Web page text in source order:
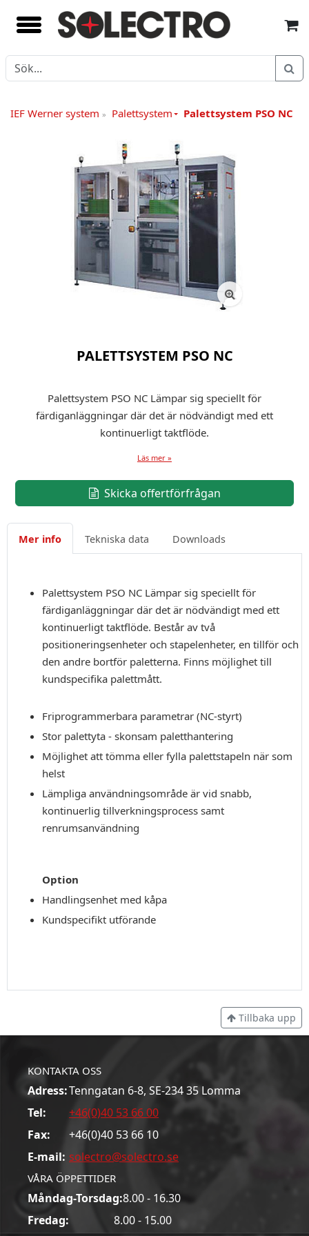
IEF Werner system » Palettsystem Palettsystem PSO NC
PALETTSYSTEM PSO NC
Palettsystem PSO NC Lämpar sig speciellt för
färdiganläggningar där det är nödvändigt med ett
kontinuerligt taktflöde.
Läs mer »
Skicka offertförfrågan
Mer info Tekniska data Downloads
Palettsystem PSO NC Lämpar sig speciellt för
färdiganläggningar där det är nödvändigt med ett
kontinuerligt taktflöde. Består av två
positioneringsenheter och stapelenheter, en tillför och
den andre bortför paletterna. Finns möjlighet till
kundspecifika palettmått.
Friprogrammerbara parametrar (NC-styrt)
Stor palettyta - skonsam paletthantering
Möjlighet att tömma eller fylla palettstapeln när som
helst
Lämpliga användningsområde är vid snabb,
kontinuerlig tillverkningsprocess samt
renrumsanvändning
Option
Handlingsenhet med kåpa
Kundspecifikt utförande
Tillbaka upp
KONTAKTA OSS
Adress:Tenngatan 6-8, SE-234 35 Lomma
Tel:
+46(0)40 53 66 00
Fax:
+46(0)40 53 66 10
E-mail: solectro@solectro.se
VÅRA ÖPPETTIDER
Måndag-Torsdag:8.00 - 16.30
Fredag:
8.00 - 15.00